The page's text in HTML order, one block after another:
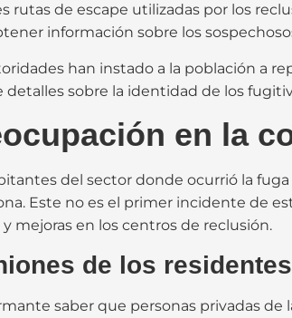
rutas de escape utilizadas por los
información sobre los
han instado a la población a
detalles sobre la identidad de los
en la
del sector donde ocurrió la
Este no es el primer incidente de
y mejoras en los centros de reclusión.
de los
saber que personas privadas